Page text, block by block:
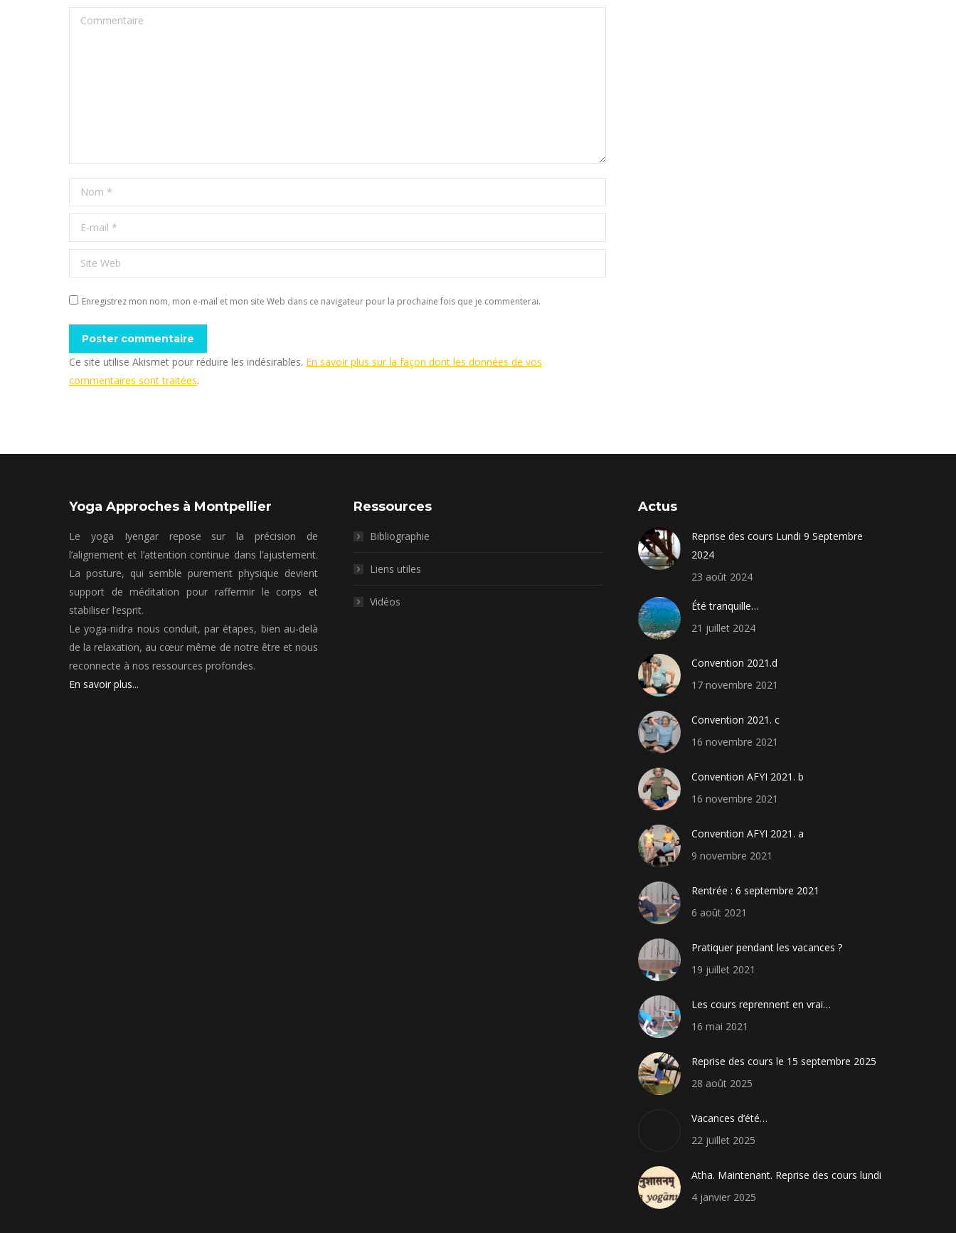
Commentaire
Nom *
E-mail *
Site Web
Enregistrez mon nom, mon e-mail et mon site Web dans ce navigateur pour la prochaine fois que je commenterai.
Poster commentaire
Ce site utilise Akismet pour réduire les indésirables. En savoir plus sur la façon dont les données de vos
commentaires sont traitées.
Yoga Approches à Montpellier
Le yoga Iyengar repose sur la précision de
l’alignement et l’attention continue dans l’ajustement.
La posture, qui semble purement physique devient
support de méditation pour raffermir le corps et
stabiliser l’esprit.
Le yoga-nidra nous conduit, par étapes, bien au-delà
de la relaxation, au cœur même de notre être et nous
reconnecte à nos ressources profondes.
En savoir plus...
Ressources
Bibliographie
Liens utiles
Vidéos
Actus
Reprise des cours Lundi 9 Septembre
2024
23 août 2024
Été tranquille…
21 juillet 2024
Convention 2021.d
17 novembre 2021
Convention 2021. c
16 novembre 2021
Convention AFYI 2021. b
16 novembre 2021
Convention AFYI 2021. a
9 novembre 2021
Rentrée : 6 septembre 2021
6 août 2021
Pratiquer pendant les vacances ?
19 juillet 2021
Les cours reprennent en vrai…
16 mai 2021
Reprise des cours le 15 septembre 2025
28 août 2025
Vacances d’été…
22 juillet 2025
Atha. Maintenant. Reprise des cours lundi
4 janvier 2025